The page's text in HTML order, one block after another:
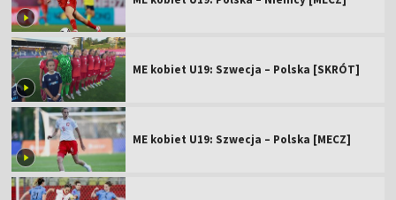
ME kobiet U19: Szwecja – Polska [SKRÓT]
ME kobiet U19: Szwecja – Polska [MECZ]